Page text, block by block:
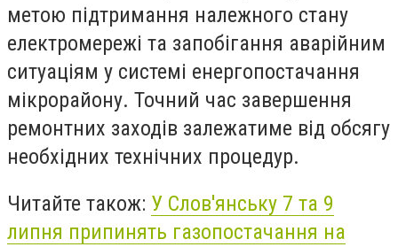
метою підтримання належного стану
електромережі та запобігання аварійним
ситуаціям у системі енергопостачання
мікрорайону. Точний час завершення
ремонтних заходів залежатиме від обсягу
необхідних технічних процедур.
Читайте також: У Слов'янську 7 та 9
липня припинять газопостачання на